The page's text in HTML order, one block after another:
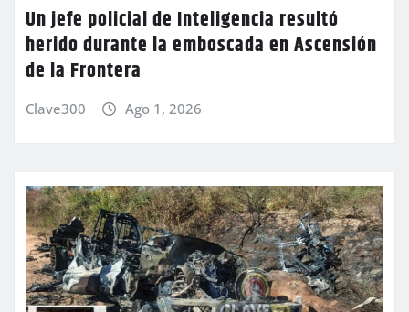
Un jefe policial de Inteligencia resultó
herido durante la emboscada en Ascensión
de la Frontera
Clave300 Ago 1, 2026